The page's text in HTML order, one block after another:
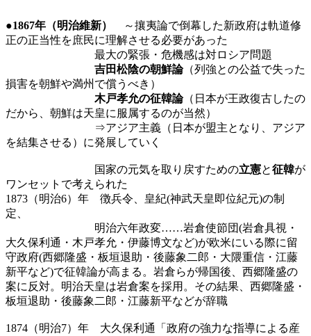
●1867年（明治維新）
～攘夷論で倒幕した新政府は軌道修
正の正当性を庶民に理解させる必要があった
最大の緊張・危機感は対ロシア問題
吉田松陰の朝鮮論（列強との公益で失った
損害を朝鮮や満州で償うべき）
木戸孝允の征韓論（日本が王政復古したの
だから、朝鮮は天皇に服属するのが当然）
⇒アジア主義（日本が盟主となり、アジア
を結集させる）に発展していく
国家の元気を取り戻すための立憲と征韓が
ワンセットで考えられた
1873（明治6）年 徴兵令、皇紀(神武天皇即位紀元)の制
定、
明治六年政変……岩倉使節団(岩倉具視・
大久保利通・木戸孝允・伊藤博文など)が欧米にいる際に留
守政府(西郷隆盛・板垣退助・後藤象二郎・大隈重信・江藤
新平など)で征韓論が高まる。岩倉らが帰国後、西郷隆盛の
案に反対。明治天皇は岩倉案を採用。その結果、西郷隆盛・
板垣退助・後藤象二郎・江藤新平などが辞職
1874（明治7）年 大久保利通「政府の強力な指導による産